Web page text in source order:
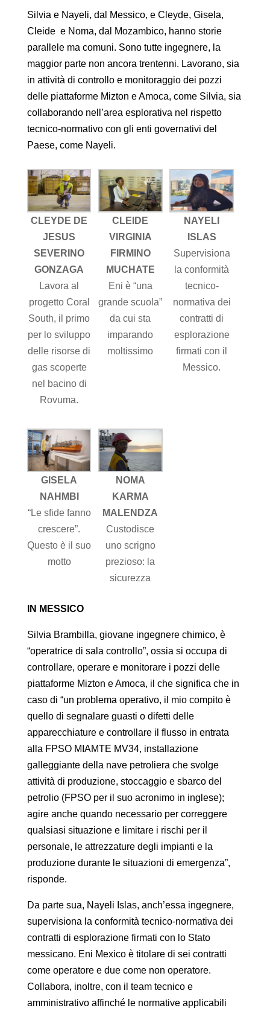
Silvia e Nayeli, dal Messico, e Cleyde, Gisela,
Cleide e Noma, dal Mozambico, hanno storie
parallele ma comuni. Sono tutte ingegnere, la
maggior parte non ancora trentenni. Lavorano, sia
in attività di controllo e monitoraggio dei pozzi
delle piattaforme Mizton e Amoca, come Silvia, sia
collaborando nell’area esplorativa nel rispetto
tecnico-normativo con gli enti governativi del
Paese, come Nayeli.
CLEYDE DE
JESUS
SEVERINO
GONZAGA
Lavora al
progetto Coral
South, il primo
per lo sviluppo
delle risorse di
gas scoperte
nel bacino di
Rovuma.
CLEIDE
VIRGINIA
FIRMINO
MUCHATE
Eni è “una
grande scuola”
da cui sta
imparando
moltissimo
NAYELI
ISLAS
Supervisiona
la conformità
tecnico-
normativa dei
contratti di
esplorazione
firmati con il
Messico.
GISELA
NAHMBI
“Le sfide fanno
crescere”.
Questo è il suo
motto
NOMA
KARMA
MALENDZA
Custodisce
uno scrigno
prezioso: la
sicurezza
IN MESSICO
Silvia Brambilla, giovane ingegnere chimico, è
“operatrice di sala controllo”, ossia si occupa di
controllare, operare e monitorare i pozzi delle
piattaforme Mizton e Amoca, il che significa che in
caso di “un problema operativo, il mio compito è
quello di segnalare guasti o difetti delle
apparecchiature e controllare il flusso in entrata
alla FPSO MIAMTE MV34, installazione
galleggiante della nave petroliera che svolge
attività di produzione, stoccaggio e sbarco del
petrolio (FPSO per il suo acronimo in inglese);
agire anche quando necessario per correggere
qualsiasi situazione e limitare i rischi per il
personale, le attrezzature degli impianti e la
produzione durante le situazioni di emergenza”,
risponde.
Da parte sua, Nayeli Islas, anch’essa ingegnere,
supervisiona la conformità tecnico-normativa dei
contratti di esplorazione firmati con lo Stato
messicano. Eni Mexico è titolare di sei contratti
come operatore e due come non operatore.
Collabora, inoltre, con il team tecnico e
amministrativo affinché le normative applicabili